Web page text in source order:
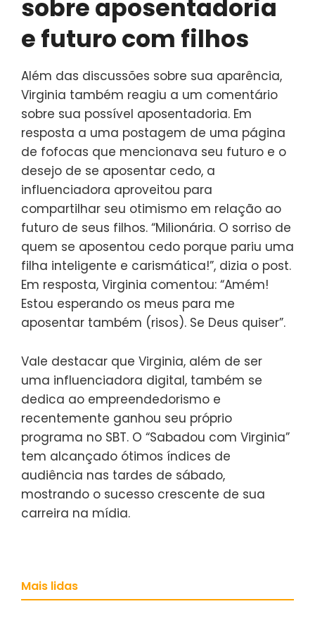
sobre aposentadoria
e futuro com filhos
Além das discussões sobre sua aparência,
Virginia também reagiu a um comentário
sobre sua possível aposentadoria. Em
resposta a uma postagem de uma página
de fofocas que mencionava seu futuro e o
desejo de se aposentar cedo, a
influenciadora aproveitou para
compartilhar seu otimismo em relação ao
futuro de seus filhos. “Milionária. O sorriso de
quem se aposentou cedo porque pariu uma
filha inteligente e carismática!”, dizia o post.
Em resposta, Virginia comentou: “Amém!
Estou esperando os meus para me
aposentar também (risos). Se Deus quiser”.
Vale destacar que Virginia, além de ser
uma influenciadora digital, também se
dedica ao empreendedorismo e
recentemente ganhou seu próprio
programa no SBT. O “Sabadou com Virginia”
tem alcançado ótimos índices de
audiência nas tardes de sábado,
mostrando o sucesso crescente de sua
carreira na mídia.
Mais lidas